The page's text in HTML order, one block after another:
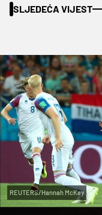
SLJEDEĆA VIJEST
REUTERS/Hannah McKay